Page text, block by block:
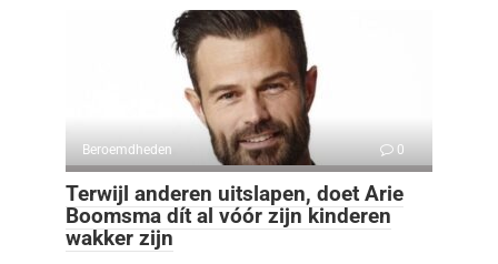
Beroemdheden 0
Terwijl anderen uitslapen, doet Arie
Boomsma dít al vóór zijn kinderen
wakker zijn